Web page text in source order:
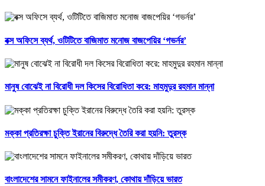
বক্স অফিসে ব্যর্থ, ওটিটিতে বাজিমাত মনোজ বাজপেয়ির ‘গভর্নর’
মানুষ বোঝেই না বিরোধী দল কিসের বিরোধিতা করে: মাহমুদুর রহমান মান্না
মক্কা প্রতিরক্ষা চুক্তি ইরানের বিরুদ্ধে তৈরি করা হয়নি: তুরস্ক
বাংলাদেশের সামনে ফাইনালের সমীকরণ, কোথায় দাঁড়িয়ে ভারত